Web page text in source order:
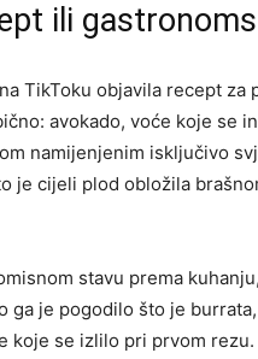
ili
TikToku objavila recept za
avokado, voće koje se
namijenjenim isključivo
je cijeli plod obložila
stavu prema
ga je pogodilo što je
se izlilo pri prvom rezu.